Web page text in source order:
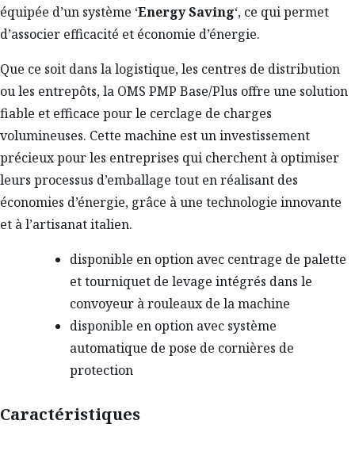
équipée d’un système ‘Energy Saving‘, ce qui permet
d’associer efficacité et économie d’énergie.
Que ce soit dans la logistique, les centres de distribution
ou les entrepôts, la OMS PMP Base/Plus offre une solution
fiable et efficace pour le cerclage de charges
volumineuses. Cette machine est un investissement
précieux pour les entreprises qui cherchent à optimiser
leurs processus d’emballage tout en réalisant des
économies d’énergie, grâce à une technologie innovante
et à l’artisanat italien.
disponible en option avec centrage de palette
et tourniquet de levage intégrés dans le
convoyeur à rouleaux de la machine
disponible en option avec système
automatique de pose de cornières de
protection
Caractéristiques